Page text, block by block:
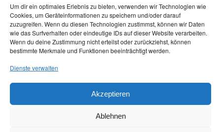
Um dir ein optimales Erlebnis zu bieten, verwenden wir Technologien wie
Cookies, um Geräteinformationen zu speichern und/oder darauf
zuzugreifen. Wenn du diesen Technologien zustimmst, können wir Daten
wie das Surfverhalten oder eindeutige IDs auf dieser Website verarbeiten.
Wenn du deine Zustimmung nicht erteilst oder zurückziehst, können
bestimmte Merkmale und Funktionen beeinträchtigt werden.
Dienste verwalten
Akzeptieren
Ablehnen
Allgemein
Ausbildung
Dachfläche
Dachstuhl
Ideen
Impressum|Datenschutz